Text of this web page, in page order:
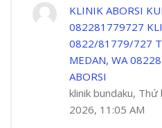
KLINIK ABORSI
082281779727
0822/81779/727
MEDAN, WA
ABORSI
klinik bundaku,
2026, 11:05 AM